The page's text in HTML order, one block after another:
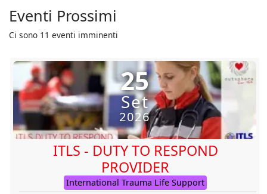
Eventi Prossimi
Ci sono 11 eventi imminenti
25
Set
2026
ITLS - DUTY TO RESPOND
PROVIDER
International Trauma Life Support